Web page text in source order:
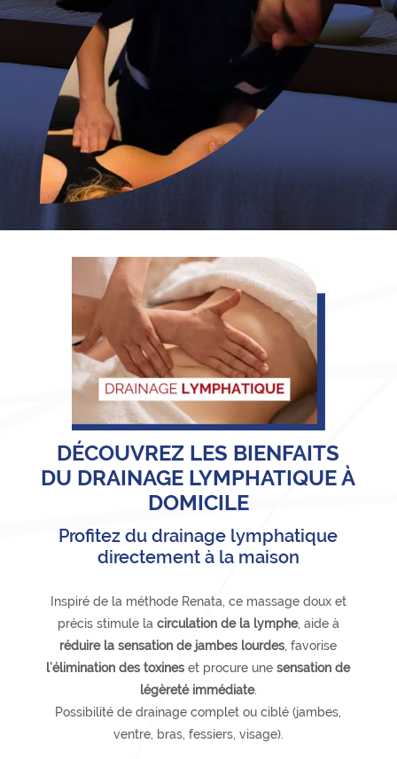
DÉCOUVREZ LES BIENFAITS
DU DRAINAGE LYMPHATIQUE À
DOMICILE
Profitez du drainage lymphatique
directement à la maison
Inspiré de la méthode Renata, ce massage doux et
précis stimule la circulation de la lymphe, aide à
réduire la sensation de jambes lourdes , favorise
l’élimination des toxines et procure unesensation de
légèreté immédiate.
Possibilité de drainage complet ou ciblé (jambes,
ventre, bras, fessiers, visage).